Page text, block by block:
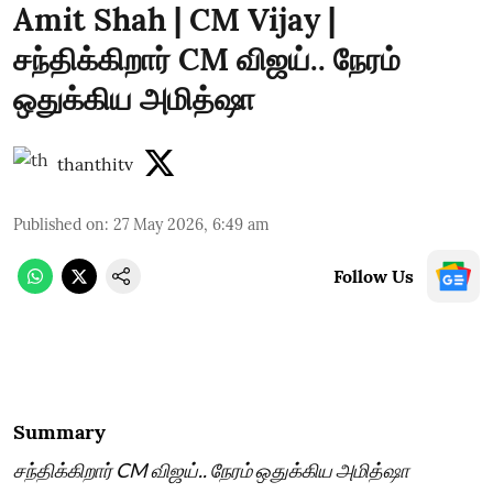
Amit Shah | CM Vijay |
சந்திக்கிறார் CM விஜய்.. நேரம்
ஒதுக்கிய அமித்ஷா
thanthitv
Published on: 27 May 2026, 6:49 am
Follow Us
Summary
சந்திக்கிறார் CM விஜய்.. நேரம் ஒதுக்கிய அமித்ஷா